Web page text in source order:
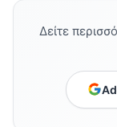
Δείτε